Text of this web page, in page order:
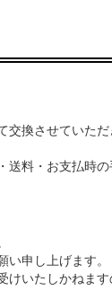
換させていただ
料・お支払時の
申し上げます。
いたしかねます